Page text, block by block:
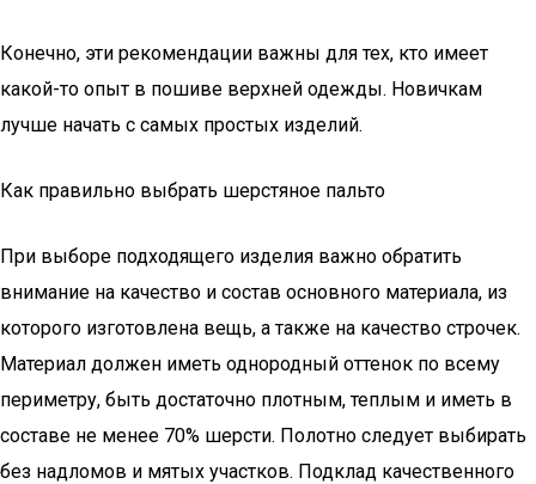
Конечно, эти рекомендации важны для тех, кто имеет
какой-то опыт в пошиве верхней одежды. Новичкам
лучше начать с самых простых изделий.
Как правильно выбрать шерстяное пальто
При выборе подходящего изделия важно обратить
внимание на качество и состав основного материала, из
которого изготовлена вещь, а также на качество строчек.
Материал должен иметь однородный оттенок по всему
периметру, быть достаточно плотным, теплым и иметь в
составе не менее 70% шерсти. Полотно следует выбирать
без надломов и мятых участков. Подклад качественного